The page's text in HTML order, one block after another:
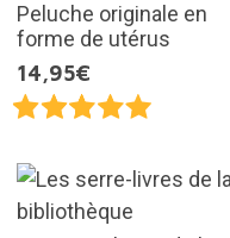
Peluche originale en
forme de utérus
14,95€